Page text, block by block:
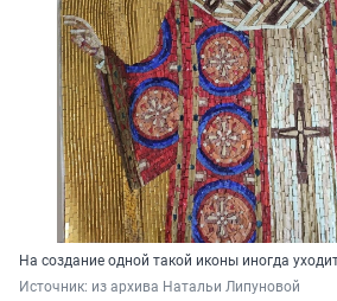
На создание одной такой иконы иногда
Источник: из архива Натальи Липуновой